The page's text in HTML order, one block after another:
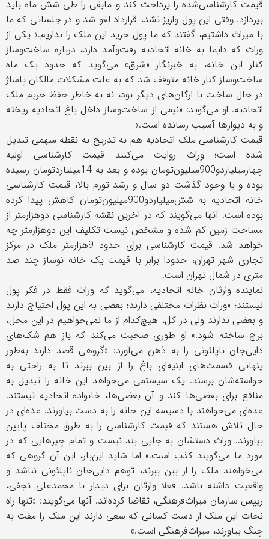
قیمت کارشناسی‌شده را پرداخت کند و مابقی را طی شش ماه باید
بپردازد. وقتی این پول واریز نشد، قرارداد لغو شد و در جلساتی که ما
با میراث داشتیم، گفتند که ما پول خرید این ملک را نداریم.» یکی از
وراث که دایما به خانه اتحادیه رفت‌وآمد دارد، درباره ساخت‌وساز
کنار این خانه، به خبرنگار «شرق» می‌گوید که حدود یک ماه
ساخت‌وساز کنار خانه متوقف شد که به علت مشکلات مالکان پاساژ
در حال ساخت با ارگان‌های دیگر بود، نه به خاطر حفظ حریم ملک
اتحادیه. او می‌گوید: «نیمی از ساخت‌وساز داخل باغ اتحادیه ریخته
و به دیوارها آسیب رسانده است.»
قیمت کارشناسی ملک اتحادیه هم به تدریج به نقطه مبهمی تبدیل
شده است؛ وراث روایت می‌کنند قیمت کارشناسی اولیه
چهار‌میلیاردو900‌میلیون‌تومان بوده و بعد به 14‌میلیاردتومان رسیده
بوده و با وجود گذشت دو سال و رشد تورم بالا، قیمت کارشناسی
خانه اتحادیه به شش‌میلیاردو900‌میلیون‌تومان کاهش پیدا کرده
بوده است. آنها می‌گویند که در آخرین نقشه کارشناسی دوهزارمتر از
مساحت زمین کم شده و مشخص نیست تکلیف این دوهزارمتر چه
خواهد شد. قیمت کارشناسی برای حدود 9‌هزارمتر ملک در مرکز
تجاری شهر تهران، حدودا برابر با قیمت یک خانه نوساز چند صد
متری در شمال تهران است.
نماینده وارثان خانه اتحادیه، می‌گوید که وراث فقط در فکر پول
نیستند؛ «وراث نظرات مختلفی دارند؛ بعضی به این پول احتیاج دارند
و بعضی ندارند ولی در کل، هیچ‌کدام از ما نمی‌خواهیم در این محل،
برج ساخته شود.» او طوری صحبت می‌کند که باز هم شک‌های
دایی‌جان ناپلئونی را به ذهن می‌آورد: «گروهی قصد دارند به‌طور
پنهانی قسمت‌های ابنیه‌ای باغ را از بین ببرند تا به راحتی به
خواسته‌شان برسند. یک سیستمی می‌خواهد این خانه را تبدیل به
منافع برای بعضی‌ها کند و آن بعضی‌ها، خانواده اتحادیه نیستند.
عده‌ای می‌خواهند با دسیسه این خانه را به دست بیاورند. عده‌ای در
حال تلاش هستند که قیمت کارشناسی را به طرق مختلف پایین
بیاورند. وراث دستشان به جایی بند نیست و تمام چیزهایی که در
مورد ما می‌گویند کذب است.» اما شاید این‌بار، این آن گروهی که
می‌خواهند ملک را از بین ببرند، توهم دایی‌جان ناپلئونی نباشد و
واقعیت داشته باشد. فعلا وارثان برای دیدار با محمدعلی نجفی،
رییس سازمان میراث‌فرهنگی، تقاضا کرده‌اند. آنها می‌گویند: «تنها راه
نجات این ملک از دست کسانی که سعی دارند این ملک را مفت به
چنگ بیاورند، میراث‌فرهنگی است.»